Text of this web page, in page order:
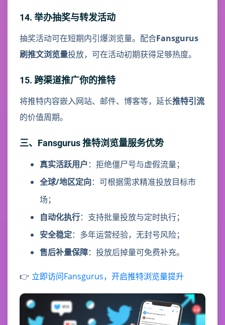
14. 举办抽奖与转发活动
抽奖活动可在短期内引爆浏览量。配合Fansgurus
刷推文浏览量投放，可在活动初期获得足够热度。
15. 跨渠道推广你的推特
将推特内容嵌入网站、邮件、博客等，延长推特引流
的价值周期。
三、Fansgurus 推特浏览量服务优势
真实活跃用户：拒绝僵尸号与虚假流量；
全球/地区定向：可根据需求精准投放目标市
场；
自动化执行：支持批量投放与定时执行；
安全稳定：多年运营经验，无封号风险；
售后补量保障：投放后掉量可免费补充。
👉 立即访问Fansgurus，开启推特浏览量提升